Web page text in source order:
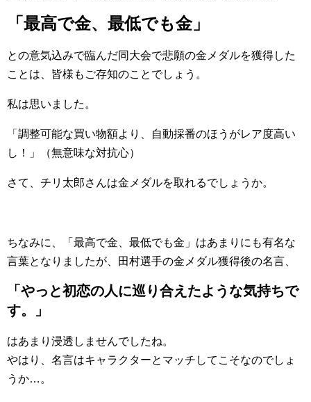
「最高で金、最低でも金」
との意気込みで臨んだ同大会で悲願の金メダルを獲得した
ことは、皆様もご存知のことでしょう。
私は思いました。
「調整可能な買い物額より、自動採番のほうがレア度高い
し！」（無意味な対抗心）
さて、チリ太郎さんは金メダルを取れるでしょうか。
ちなみに、「最高で金、最低でも金」はあまりにも有名な
言葉となりましたが、田村選手の金メダル獲得後の名言、
「やっと初恋の人に巡り合えたような気持ちで
す。」
はあまり浸透しませんでしたね。
やはり、名言はキャラクターとマッチしてこそなのでしょ
うか…。